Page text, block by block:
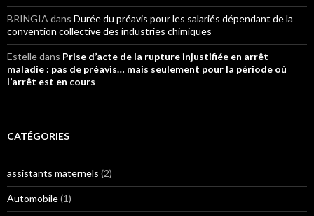
BRINGIA dans Durée du préavis pour les salariés dépendant de la
convention collective des industries chimiques
Estelledans Prise d’acte de la rupture injustifiée en arrêt
maladie : pas de préavis… mais seulement pour la période où
l’arrêt est en cours
CATÉGORIES
assistants maternels (2)
Automobile(1)